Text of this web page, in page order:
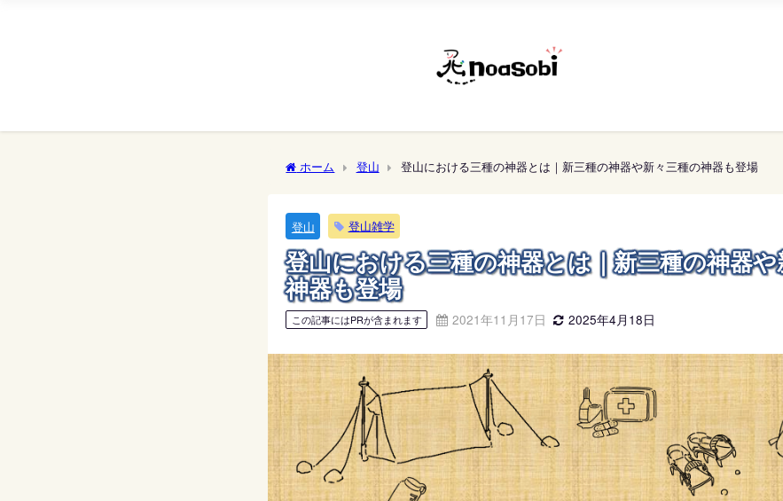
ホーム 登山 登山における三種の神器とは｜新三種の神器や新々三種の神器も登場
登山 登山雑学
登山における三種の神器とは｜新三種の神器
神器も登場
この記事にはPRが含まれます 2021年11月17日 2025年4月18日